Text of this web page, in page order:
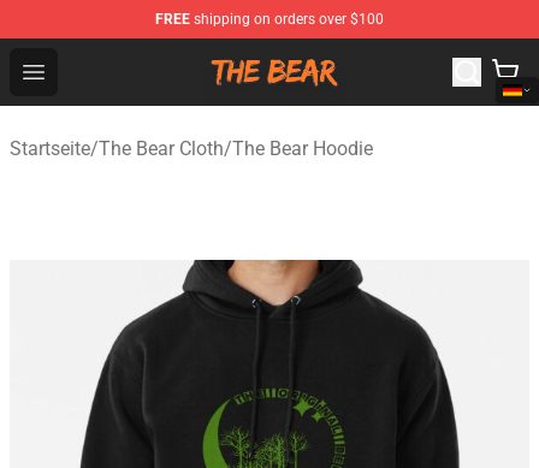
FREE shipping on orders over $100
Open menu
The Bear Shop - Official The Bear Merchandise Store
Startseite/The Bear Cloth/The Bear Hoodie